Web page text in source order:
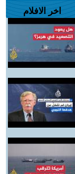
اخر الافلام